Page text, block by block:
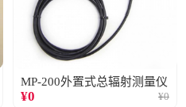
MP-200外置式总辐射测量仪
¥0 ¥0